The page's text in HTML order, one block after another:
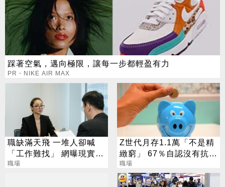
踩著空氣，邁向極限，讓每一步都輕盈有力
PR・NIKE AIR MAX
職缺滿天飛 一堆人卻喊
「工作難找」 網曝現實：
投了沒下文
職場
Z世代月存1.1萬「不是精
緻窮」 67％自認沒有抗壓
差、怕吃苦
職場